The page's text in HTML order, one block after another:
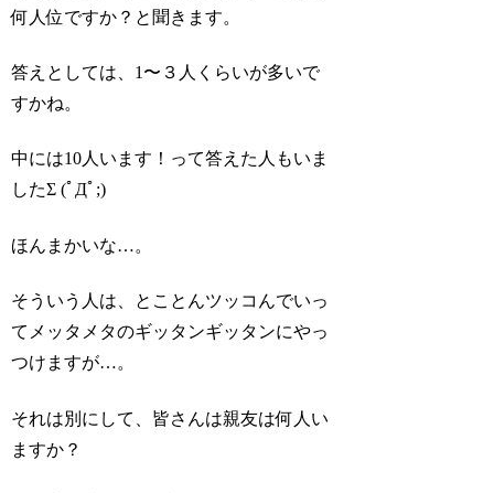
何人位ですか？と聞きます。
答えとしては、1〜３人くらいが多いで
すかね。
中には10人います！って答えた人もいま
したΣ (ﾟДﾟ;)
ほんまかいな…。
そういう人は、とことんツッコんでいっ
てメッタメタのギッタンギッタンにやっ
つけますが…。
それは別にして、皆さんは親友は何人い
ますか？